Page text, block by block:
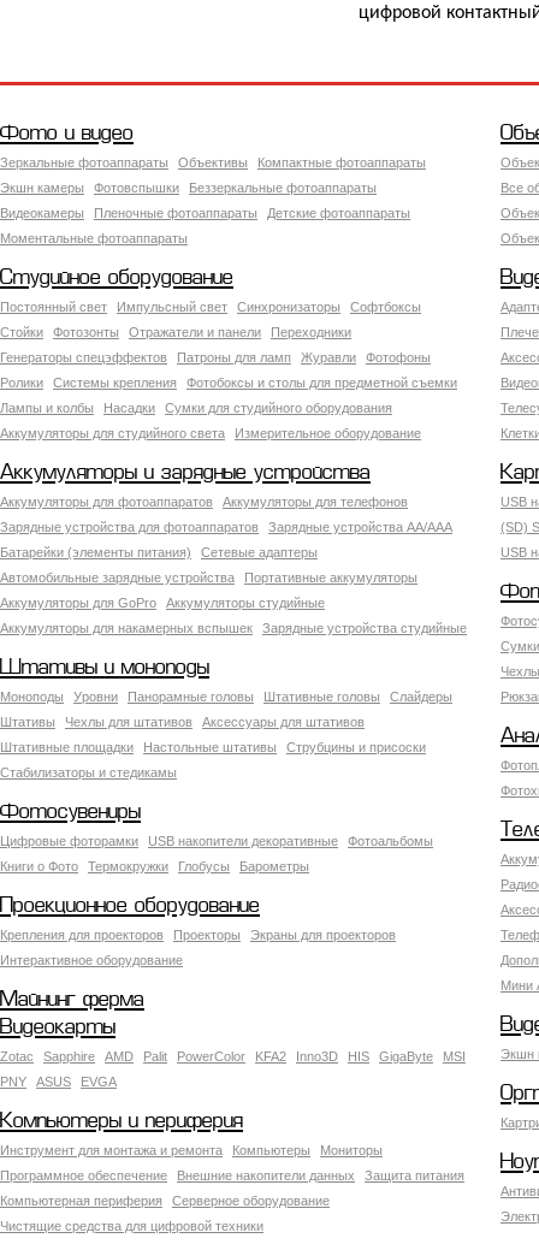
цифровой
Фото и видео
Зеркальные фотоаппараты Объективы
Компактные фотоаппараты
Экшн камеры
Фотовспышки
Беззеркальные фотоаппараты
Видеокамеры
Пленочные фотоаппараты
Детские фотоаппараты
Моментальные фотоаппараты
Все
Студийное оборудование
Постоянный свет Импульсный свет Синхронизаторы
Софтбоксы
Стойки
Фотозонты Отражатели и панели
Переходники
Генераторы спецэффектов
Патроны для ламп Журавли
Фотофоны
Ролики
Системы крепления
Фотобоксы и столы для предметной съемки
Лампы и колбы
Насадки
Сумки для студийного оборудования
Аккумуляторы для студийного света
Измерительное оборудование
Аккумуляторы и зарядные устройства
Аккумуляторы для фотоаппаратов
Аккумуляторы для телефонов
Зарядные устройства для фотоаппаратов
Зарядные устройства AA/AAA
Батарейки (элементы питания)
Сетевые адаптеры
Автомобильные зарядные устройства
Портативные аккумуляторы
Аккумуляторы для GoPro
Аккумуляторы студийные
Аккумуляторы для накамерных вспышек
Зарядные устройства студийные
USB
(SD)
USB
Штативы и моноподы
Моноподы Уровни Панорамные головы Штативные головы
Слайдеры
Штативы
Чехлы для штативов
Аксессуары для штативов
Штативные площадки
Настольные штативы
Струбцины и присоски
Стабилизаторы и стедикамы
Фотосувениры
Цифровые фоторамки USB накопители декоративные
Фотоальбомы
Книги о Фото
Термокружки Глобусы Барометры
Мини
Проекционное оборудование
Крепления для проекторов Проекторы
Экраны для проекторов
Интерактивное оборудование
Майнинг ферма
Экшн
Видеокарты
Zotac Sapphire AMD Palit PowerColor KFA2 Inno3D HIS GigaByte
MSI
PNY
ASUS EVGA
Компьютеры и периферия
Инструмент для монтажа и ремонта Компьютеры
Мониторы
Программное обеспечение
Внешние накопители данных
Защита питания
Компьютерная периферия
Серверное оборудование
Чистящие средства для цифровой техники